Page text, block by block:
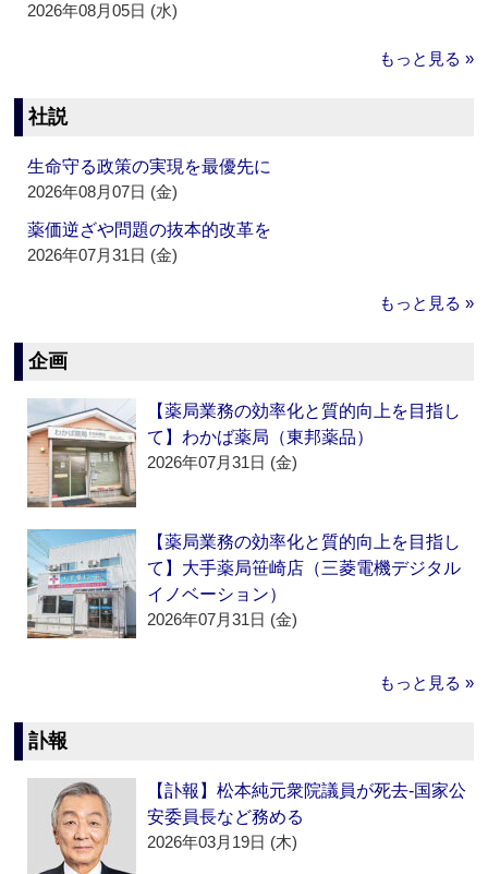
2026年08月05日 (水)
もっと見る »
社説
生命守る政策の実現を最優先に
2026年08月07日 (金)
薬価逆ざや問題の抜本的改革を
2026年07月31日 (金)
もっと見る »
企画
【薬局業務の効率化と質的向上を目指し
て】わかば薬局（東邦薬品）
2026年07月31日 (金)
【薬局業務の効率化と質的向上を目指し
て】大手薬局笹崎店（三菱電機デジタル
イノベーション）
2026年07月31日 (金)
もっと見る »
訃報
【訃報】松本純元衆院議員が死去‐国家公
安委員長など務める
2026年03月19日 (木)